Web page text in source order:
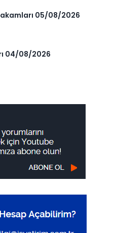
05/08/2026
04/08/2026